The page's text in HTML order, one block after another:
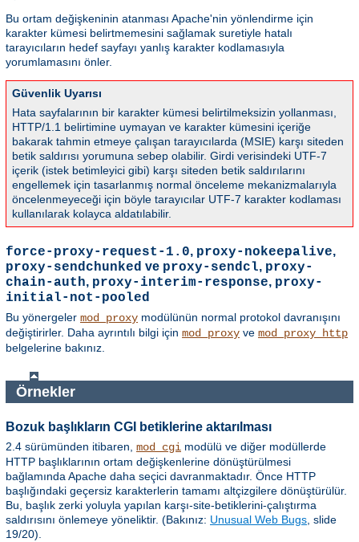
Bu ortam değişkeninin atanması Apache'nin yönlendirme için
karakter kümesi belirtmemesini sağlamak suretiyle hatalı
tarayıcıların hedef sayfayı yanlış karakter kodlamasıyla
yorumlamasını önler.
Güvenlik Uyarısı
Hata sayfalarının bir karakter kümesi belirtilmeksizin yollanması,
HTTP/1.1 belirtimine uymayan ve karakter kümesini içeriğe
bakarak tahmin etmeye çalışan tarayıcılarda (MSIE) karşı siteden
betik saldırısı yorumuna sebep olabilir. Girdi verisindeki UTF-7
içerik (istek betimleyici gibi) karşı siteden betik saldırılarını
engellemek için tasarlanmış normal önceleme mekanizmalarıyla
öncelenmeyeceği için böyle tarayıcılar UTF-7 karakter kodlaması
kullanılarak kolayca aldatılabilir.
force-proxy-request-1.0, proxy-nokeepalive,
proxy-sendchunked ve proxy-sendcl, proxy-
chain-auth, proxy-interim-response, proxy-
initial-not-pooled
Bu yönergeler mod_proxy modülünün normal protokol davranışını
değiştirirler. Daha ayrıntılı bilgi için mod_proxy ve mod_proxy_http
belgelerine bakınız.
Örnekler
Bozuk başlıkların CGI betiklerine aktarılması
2.4 sürümünden itibaren, mod_cgi modülü ve diğer modüllerde
HTTP başlıklarının ortam değişkenlerine dönüştürülmesi
bağlamında Apache daha seçici davranmaktadır. Önce HTTP
başlığındaki geçersiz karakterlerin tamamı altçizgilere dönüştürülür.
Bu, başlık zerki yoluyla yapılan karşı-site-betiklerini-çalıştırma
saldırısını önlemeye yöneliktir. (Bakınız: Unusual Web Bugs, slide
19/20).